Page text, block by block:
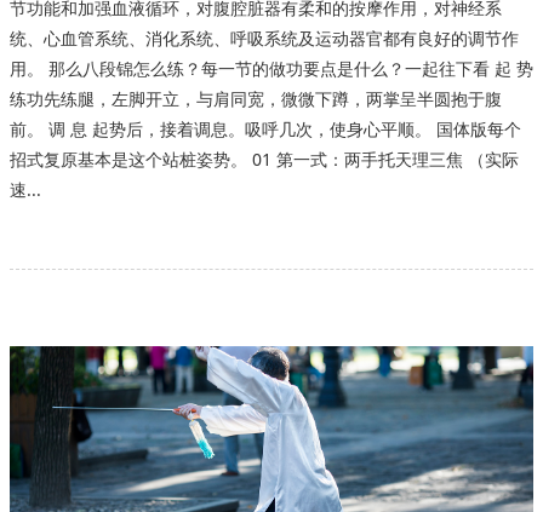
节功能和加强血液循环，对腹腔脏器有柔和的按摩作用，对神经系
统、心血管系统、消化系统、呼吸系统及运动器官都有良好的调节作
用。 那么八段锦怎么练？每一节的做功要点是什么？一起往下看 起 势
练功先练腿，左脚开立，与肩同宽，微微下蹲，两掌呈半圆抱于腹
前。 调 息 起势后，接着调息。吸呼几次，使身心平顺。 国体版每个
招式复原基本是这个站桩姿势。 01 第一式：两手托天理三焦 （实际
速...